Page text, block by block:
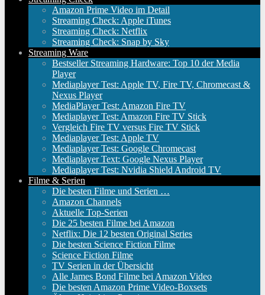
Amazon Prime Video im Detail
Streaming Check: Apple iTunes
Streaming Check: Netflix
Streaming Check: Snap by Sky
Streaming Ware
Bestseller Streaming Hardware: Top 10 der Media
Player
Mediaplayer Test: Apple TV, Fire TV, Chromecast &
Nexus Player
MediaPlayer Test: Amazon Fire TV
Mediaplayer Test: Amazon Fire TV Stick
Vergleich Fire TV versus Fire TV Stick
Mediaplayer Test: Apple TV
Mediaplayer Test: Google Chromecast
Mediaplayer Text: Google Nexus Player
Mediaplayer Test: Nvidia Shield Android TV
Filme & Serien
Die besten Filme und Serien …
Amazon Channels
Aktuelle Top-Serien
Die 25 besten Filme bei Amazon
Netflix: Die 12 besten Original Series
Die besten Science Fiction Filme
Science Fiction Filme
TV Serien in der Übersicht
Alle James Bond Filme bei Amazon Video
Die besten Amazon Prime Video-Boxsets